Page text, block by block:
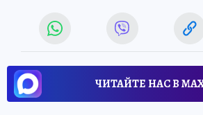
ЧИТАЙТЕ НАС В